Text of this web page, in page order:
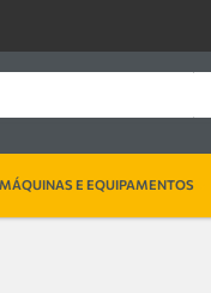
MÁQUINAS E EQUIPAMENTOS